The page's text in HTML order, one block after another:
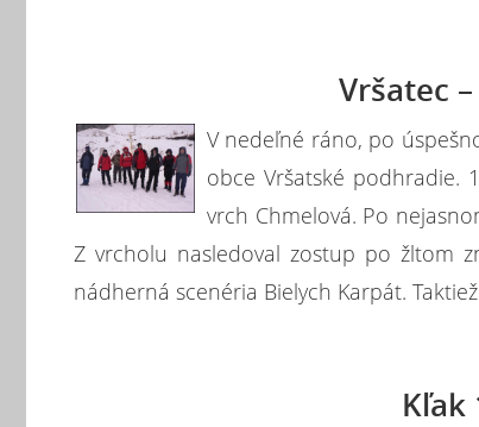
Vršatec
V nedeľné ráno, po
obce Vršatské podhradie.
vrch Chmelová. Po
Z vrcholu nasledoval zostup po žltom
nádherná scenéria Bielych Karpát.
Kľak